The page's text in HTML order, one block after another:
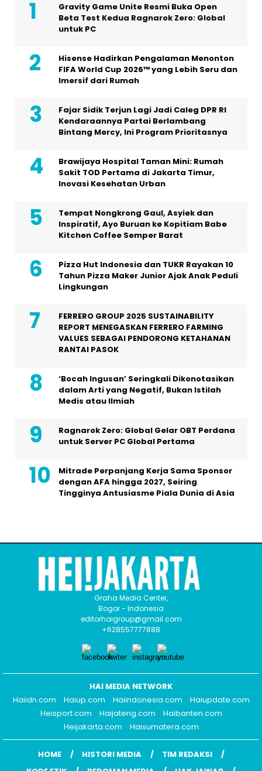
Gravity Game Unite Resmi Buka Open
Beta Test Kedua Ragnarok Zero: Global
untuk PC
Hisense Hadirkan Pengalaman Menonton
FIFA World Cup 2026™ yang Lebih Seru dan
Imersif dari Rumah
Fajar Sidik Terjun Lagi Jadi Caleg DPR RI
Kendaraannya Partai Berlambang
Bintang Mercy, Ini Program Prioritasnya
Brawijaya Hospital Taman Mini: Rumah
Sakit TOD Pertama di Jakarta Timur,
Inovasi Kesehatan Urban
Tempat Nongkrong Gaul, Asyiek dan
Inspiratif, Ayo Buruan ke Kopitiam Babe
Kitchen Coffee Semper Barat
Pizza Hut Indonesia dan TUKR Rayakan 10
Tahun Pizza Maker Junior Ajak Anak Peduli
Lingkungan
FERRERO GROUP 2025 SUSTAINABILITY
REPORT MENEGASKAN FERRERO FARMING
VALUES SEBAGAI PENDORONG KETAHANAN
RANTAI PASOK
‘Bocah Ingusan’ Seringkali Dikonotasikan
dalam Arti yang Negatif, Bukan Istilah
Medis atau Ilmiah
Ragnarok Zero: Global Gelar OBT Perdana
untuk Server PC Global Pertama
Mitrade Perpanjang Kerja Sama Sponsor
dengan AFA hingga 2027, Seiring
Tingginya Antusiasme Piala Dunia di Asia
Graha Media Center,
Bogor - Indonesia
editorhaigroup@gmail.com
+628557777888
HAI MEDIA NETWORK
Haiidn.com
Haiup.com Haiindonesia.com
Haiupdate.com
Heisport.com
Haijateng.com
Haibanten.com
Heijakarta.com
Haisumatera.com
HOME HISTORI MEDIA
TIM REDAKSI